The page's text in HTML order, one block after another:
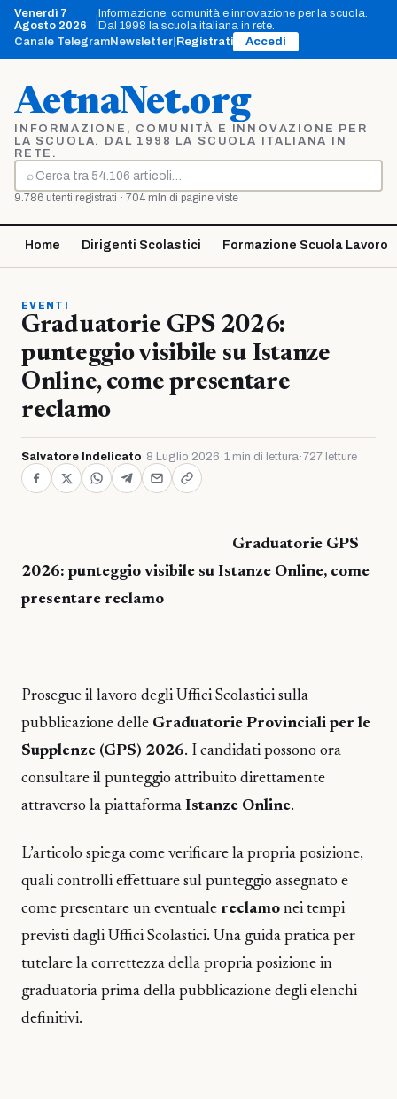
Vai
contenuto
Venerdì 7
Agosto 2026
Informazione, comunità e innovazione per la scuola.
Dal 1998 la scuola italiana in rete.
Canale TelegramNewsletter Registrati Accedi
AetnaNet.org
INFORMAZIONE, COMUNITÀ E INNOVAZIONE PER
LA SCUOLA. DAL 1998 LA SCUOLA ITALIANA IN
RETE.
⌕
Cerca
9.786 utenti registrati · 704 mln di pagine viste
Home Dirigenti Scolastici Formazione Scuola Lavoro
EVENTI
Graduatorie GPS 2026:
punteggio visibile su Istanze
Online, come presentare
reclamo
Salvatore Indelicato · 8 Luglio 2026 ·1 min di lettura·727 letture
Graduatorie GPS
2026: punteggio visibile su Istanze Online, come
presentare reclamo
Prosegue il lavoro degli Uffici Scolastici sulla
pubblicazione delle Graduatorie Provinciali per le
Supplenze (GPS) 2026. I candidati possono ora
consultare il punteggio attribuito direttamente
attraverso la piattaforma Istanze Online.
L’articolo spiega come verificare la propria posizione,
quali controlli effettuare sul punteggio assegnato e
come presentare un eventuale reclamo nei tempi
previsti dagli Uffici Scolastici. Una guida pratica per
tutelare la correttezza della propria posizione in
graduatoria prima della pubblicazione degli elenchi
definitivi.